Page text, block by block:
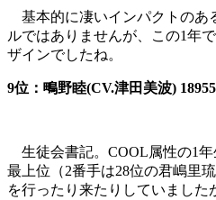
基本的に凄いインパクトのあ
ルではありませんが、この1年
ザインでしたね。
9位：鴫野睦(CV.津田美波)
生徒会書記。COOL属性の1
最上位（2番手は28位の君嶋里
を行ったり来たりしていまし